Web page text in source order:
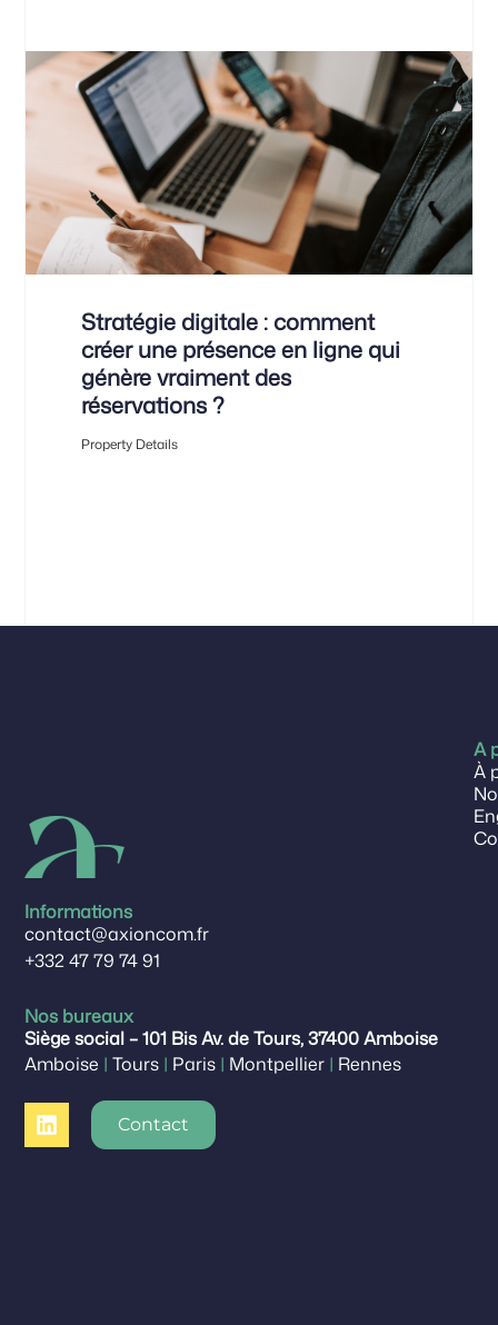
Stratégie digitale : comment
créer une présence en ligne qui
génère vraiment des
réservations ?
Property Details
Informations
contact@axioncom.fr
+332 47 79 74 91
Nos bureaux
Siège social – 101 Bis Av. de Tours, 37400 Amboise
Amboise | Tours | Paris | Montpellier | Rennes
Contact
A
À